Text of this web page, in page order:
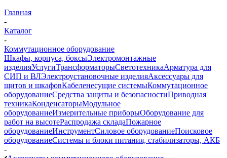
Главная
-
Каталог
-
Коммутационное оборудование
Шкафы, корпуса, боксыЭлектромонтажные
изделияУслугиТрансформаторыСветотехникаАрматура для
СИП и ВЛЭлектроустановочные изделияАксессуары для
щитов и шкафовКабеленесущие системыКоммутационное
оборудованиеСредства защиты и безопасностиПриводная
техникаКонденсаторыМодульное
оборудованиеИзмерительные приборыОборудование для
работ на высотеРаспродажа складаПожарное
оборудованиеИнструментСиловое оборудованиеПоисковое
оборудованиеСистемы и блоки питания, стабилизаторы, АКБ
-